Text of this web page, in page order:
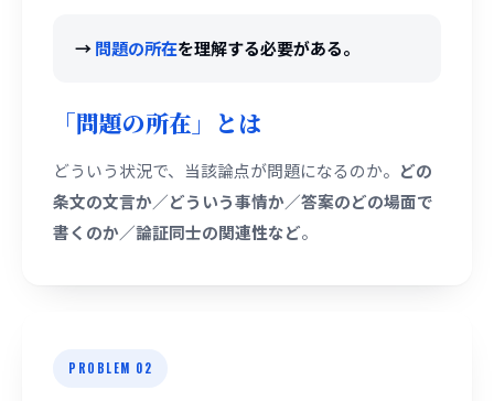
→問題の所在を理解する必要がある。
「問題の所在」とは
どういう状況で、当該論点が問題になるのか。 どの
条文の文言か／どういう事情か／答案のどの場面で
書くのか／論証同士の関連性など。
PROBLEM 02